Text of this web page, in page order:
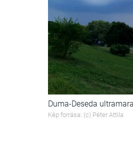
Duma-Deseda
Kép forrása: (c) Péter Attila